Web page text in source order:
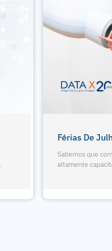
Exodontia
Sabemos que
altamente